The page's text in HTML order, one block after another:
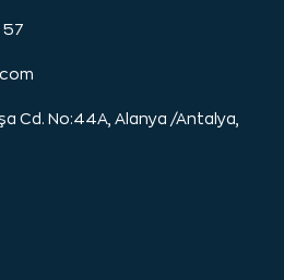
57
Cd. No:44A, Alanya /Antalya,